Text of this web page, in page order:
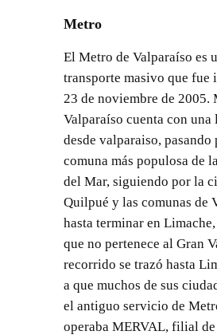
Metro
El Metro de Valparaíso es
transporte masivo que fue
23 de noviembre de 2005.
Valparaíso cuenta con una
desde valparaiso, pasando
comuna más populosa de
del Mar, siguiendo por la
Quilpué y las comunas de
hasta terminar en
que no pertenece al Gran
recorrido se trazó hasta
a que muchos de sus
el antiguo servicio de
operaba MERVAL, filial de